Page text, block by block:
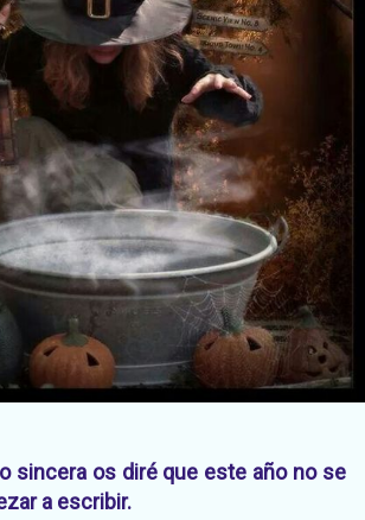
sincera os diré que este año no se
a escribir.